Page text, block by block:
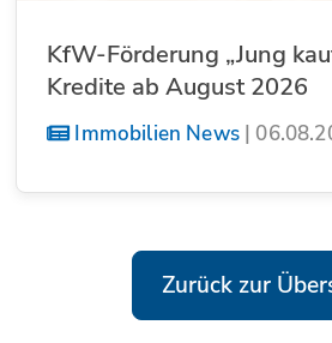
KfW-Förderung „Jung
Kredite ab August 2026
Immobilien News|
Zurück zur